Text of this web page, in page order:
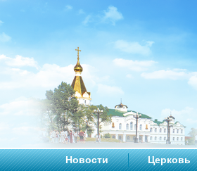
Новости Церковь